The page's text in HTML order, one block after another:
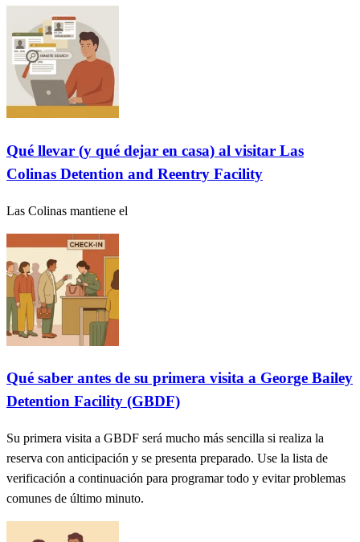
Qué llevar (y qué dejar en casa) al visitar Las
Colinas Detention and Reentry Facility
Las Colinas mantiene el
Qué saber antes de su primera visita a George Bailey
Detention Facility (GBDF)
Su primera visita a GBDF será mucho más sencilla si realiza la
reserva con anticipación y se presenta preparado. Use la lista de
verificación a continuación para programar todo y evitar problemas
comunes de último minuto.